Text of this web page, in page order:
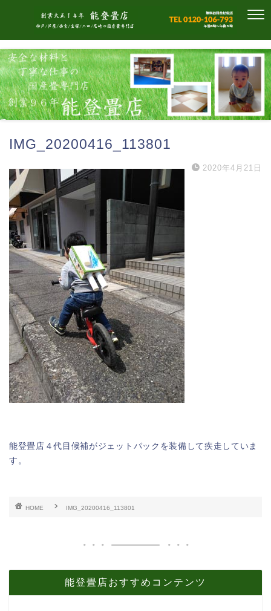
IMG_20200416_113801
2020年4月21日
能登畳店４代目候補がジェットパックを装備して疾走していま
す。
HOME IMG_20200416_113801
能登畳店おすすめコンテンツ